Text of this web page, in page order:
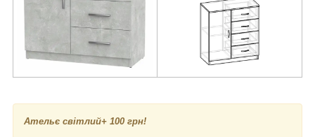
Ательє світлий+ 100 грн!